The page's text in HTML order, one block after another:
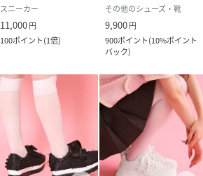
スニーカー
11,000円
100ポイント(1倍)
その他のシューズ・靴
9,900円
900ポイント(10%ポイント
バック)